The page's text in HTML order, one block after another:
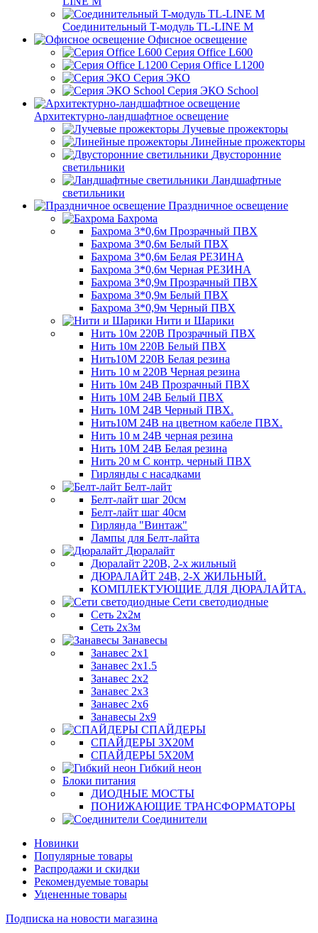
Соединительный T-модуль TL-LINE M
Офисное освещение
Серия Office L600
Серия Office L1200
Серия ЭКО
Серия ЭКО School
Архитектурно-ландшафтное освещение
Лучевые прожекторы
Линейные прожекторы
Двусторонние
светильники
Ландшафтные
светильники
Праздничное освещение
Бахрома
Бахрома 3*0,6м Прозрачный ПВХ
Бахрома 3*0,6м Белый ПВХ
Бахрома 3*0,6м Белая РЕЗИНА
Бахрома 3*0,6м Черная РЕЗИНА
Бахрома 3*0,9м Прозрачный ПВХ
Бахрома 3*0,9м Белый ПВХ
Бахрома 3*0,9м Черный ПВХ
Нити и Шарики
Нить 10м 220В Прозрачный ПВХ
Нить 10м 220В Белый ПВХ
Нить10М 220В Белая резина
Нить 10 м 220В Черная резина
Нить 10м 24В Прозрачный ПВХ
Нить 10М 24В Белый ПВХ
Нить 10М 24В Черный ПВХ.
Нить10М 24В на цветном кабеле ПВХ.
Нить 10 м 24В черная резина
Нить 10М 24В Белая резина
Нить 20 м С контр. черный ПВХ
Гирлянды с насадками
Белт-лайт
Белт-лайт шаг 20см
Белт-лайт шаг 40см
Гирлянда "Винтаж"
Лампы для Белт-лайта
Дюралайт
Дюралайт 220В, 2-х жильный
ДЮРАЛАЙТ 24В, 2-Х ЖИЛЬНЫЙ.
КОМПЛЕКТУЮЩИЕ ДЛЯ ДЮРАЛАЙТА.
Сети светодиодные
Сеть 2х2м
Сеть 2х3м
Занавесы
Занавес 2х1
Занавес 2х1.5
Занавес 2х2
Занавес 2х3
Занавес 2х6
Занавесы 2х9
СПАЙДЕРЫ
СПАЙДЕРЫ 3Х20М
СПАЙДЕРЫ 5Х20М
Гибкий неон
Блоки питания
ДИОДНЫЕ МОСТЫ
ПОНИЖАЮЩИЕ ТРАНСФОРМАТОРЫ
Соединители
Новинки
Популярные товары
Распродажи и скидки
Рекомендуемые товары
Уцененные товары
Подписка на новости магазина